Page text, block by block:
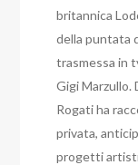
britannica
della puntata
trasmessa in
Gigi Marzullo.
Rogati ha
privata,
progetti